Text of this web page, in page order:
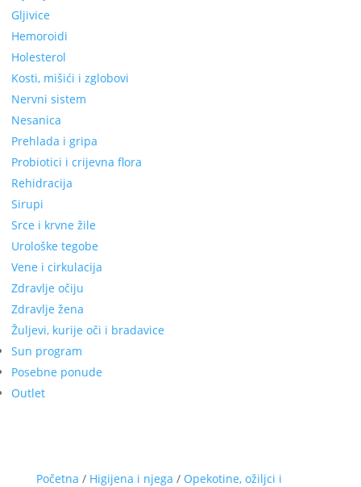
Gljivice
Hemoroidi
Holesterol
Kosti, mišići i zglobovi
Nervni sistem
Nesanica
Prehlada i gripa
Probiotici i crijevna flora
Rehidracija
Sirupi
Srce i krvne žile
Urološke tegobe
Vene i cirkulacija
Zdravlje očiju
Zdravlje žena
Žuljevi, kurije oči i bradavice
Sun program
Posebne ponude
Outlet
Početna / Higijena i njega / Opekotine, ožiljci i